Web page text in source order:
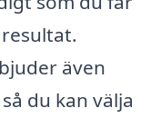
även
du kan välja